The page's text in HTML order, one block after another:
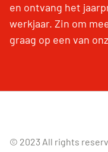
en ontvang het
werkjaar. Zin om
graag op een van
© 2023 All rights